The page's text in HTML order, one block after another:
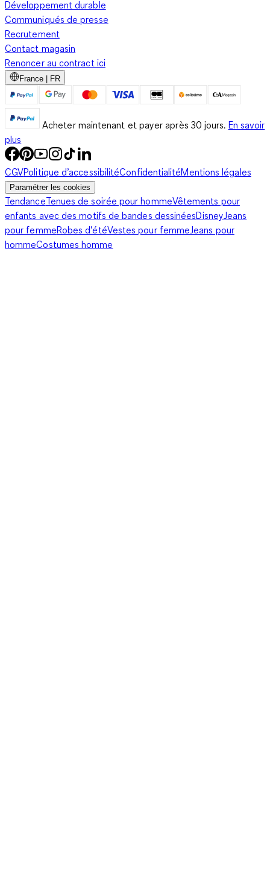
Développement durable
Communiqués de presse
Recrutement
Contact magasin
Renoncer au contract ici
France | FR
Acheter maintenant et payer après 30 jours. En savoir
plus
CGVPolitique d’accessibilitéConfidentialitéMentions légales
Paramétrer les cookies
TendanceTenues de soirée pour hommeVêtements pour
enfants avec des motifs de bandes dessinéesDisneyJeans
pour femmeRobes d'étéVestes pour femmeJeans pour
hommeCostumes homme